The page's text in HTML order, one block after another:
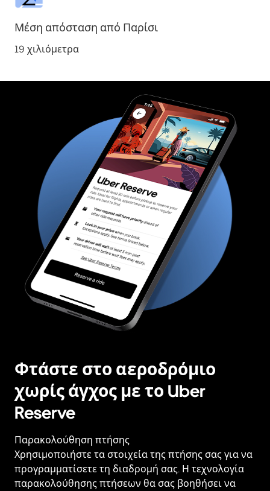
Μέση απόσταση από Παρίσι
19 χιλιόμετρα
Φτάστε στο αεροδρόμιο
χωρίς άγχος με το Uber
Reserve
Παρακολούθηση πτήσης
Χρησιμοποιήστε τα στοιχεία της πτήσης σας για να
προγραμματίσετε τη διαδρομή σας. Η τεχνολογία
παρακολούθησης πτήσεων θα σας βοηθήσει να